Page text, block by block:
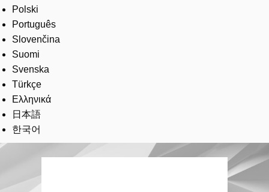
Polski
Português
Slovenčina
Suomi
Svenska
Türkçe
Ελληνικά
日本語
한국어